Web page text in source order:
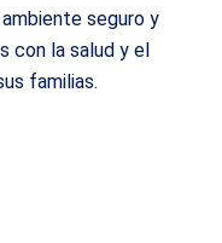
seguro y
con la salud y el
familias.